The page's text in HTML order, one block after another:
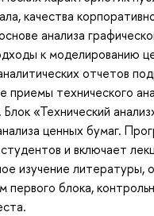
качества
анализа
к моделированию
отчетов
приемы технического
«Технический
ценных бумаг.
и включает
изучение
блока,